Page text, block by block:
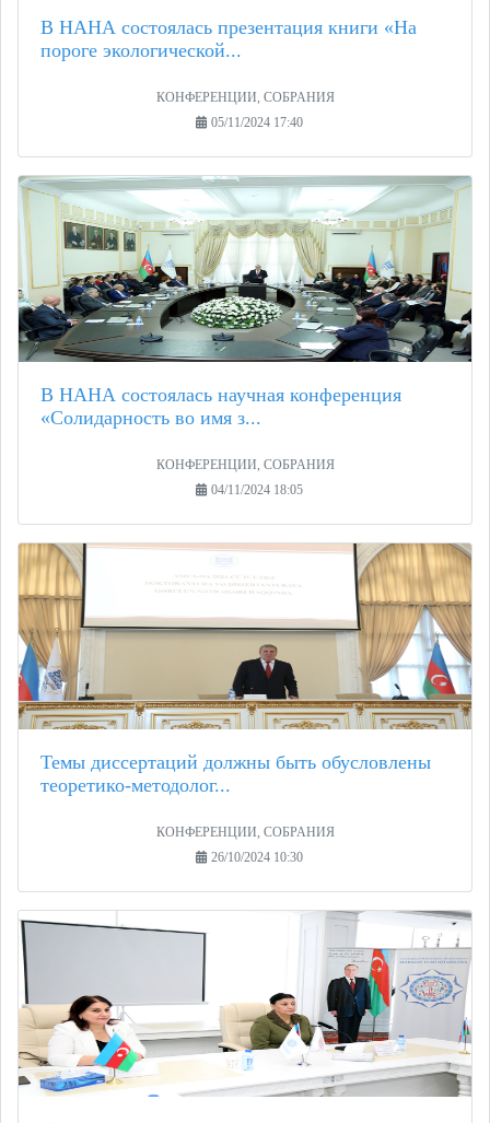
В НАНА состоялась презентация книги «На
пороге экологической...
КОНФЕРЕНЦИИ, СОБРАНИЯ
05/11/2024 17:40
В НАНА состоялась научная конференция
«Солидарность во имя з...
КОНФЕРЕНЦИИ, СОБРАНИЯ
04/11/2024 18:05
Темы диссертаций должны быть обусловлены
теоретико-методолог...
КОНФЕРЕНЦИИ, СОБРАНИЯ
26/10/2024 10:30